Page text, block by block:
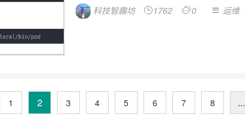
科技智趣坊
1762 0  运维
1 2 3 4 5 6 7 8 ...